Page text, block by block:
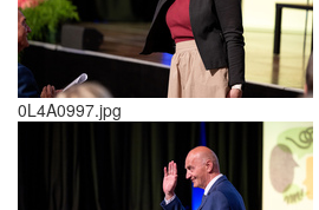
0L4A0997.jpg